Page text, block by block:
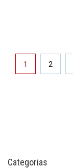
1 2
Categorias